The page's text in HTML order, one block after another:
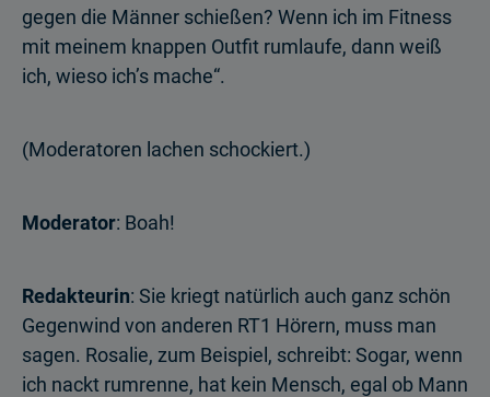
gegen die Männer schießen? Wenn ich im Fitness
mit meinem knappen Outfit rumlaufe, dann weiß
ich, wieso ich’s mache“.
(Moderatoren lachen schockiert.)
Moderator: Boah!
Redakteurin: Sie kriegt natürlich auch ganz schön
Gegenwind von anderen RT1 Hörern, muss man
sagen. Rosalie, zum Beispiel, schreibt: Sogar, wenn
ich nackt rumrenne, hat kein Mensch, egal ob Mann